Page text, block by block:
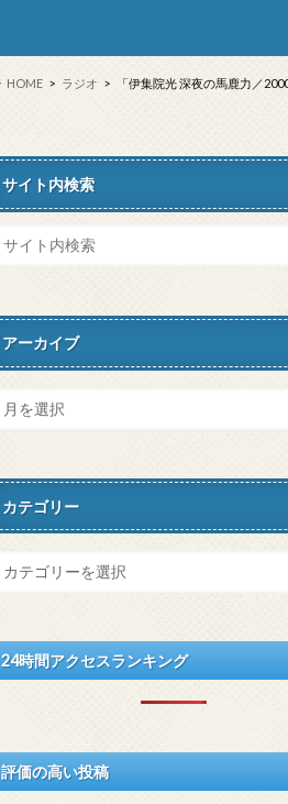
HOME ラジオ 「伊集院光 深夜の馬鹿力／
サイト内検索
アーカイブ
カテゴリー
24時間アクセスランキング
評価の高い投稿